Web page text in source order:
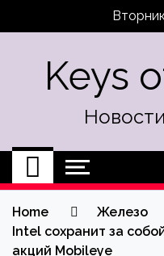
Keys
Home
Железо
Intel сохранит за
акций Mobileye